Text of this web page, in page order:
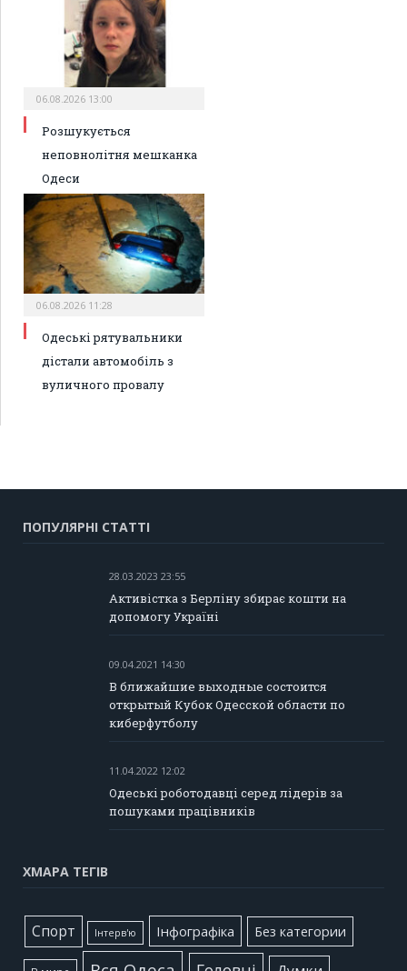
06.08.2026 13:00
Розшукується
неповнолітня мешканка
Одеси
06.08.2026 11:28
Одеські рятувальники
дістали автомобіль з
вуличного провалу
ПОПУЛЯРНІ СТАТТІ
28.03.2023 23:55
Активістка з Берліну збирає кошти на
допомогу Україні
09.04.2021 14:30
В ближайшие выходные состоится
открытый Кубок Одесской области по
киберфутболу
11.04.2022 12:02
Одеські роботодавці серед лідерів за
пошуками працівників
ХМАРА ТЕГІВ
Cпорт Інтерв'ю Інфографіка Без категории